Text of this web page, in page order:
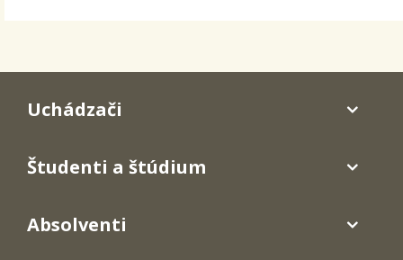
Uchádzači
Študenti a štúdium
Absolventi